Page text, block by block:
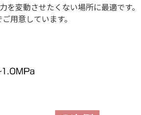
変動させたくない場所に最適です。
用意しています。